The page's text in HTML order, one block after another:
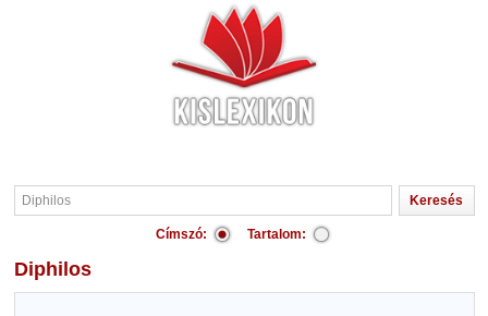
Címszó: Tartalom:
Diphilos